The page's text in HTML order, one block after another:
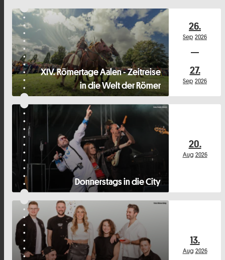
XIV. Römertage Aalen - Zeitreise
in die Welt der Römer
26.
Sep 2026
27.
Sep 2026
Donnerstags in die City
20.
Aug 2026
13.
Aug 2026